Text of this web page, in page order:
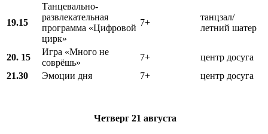
19.15
Танцевально-
развлекательная
программа «Цифровой
цирк»
7+
танцзал/
летний шатер
20. 15
Игра «Много не
соврёшь»
7+
центр досуга
21.30
Эмоции дня 7+ центр досуга
Четверг 21 августа